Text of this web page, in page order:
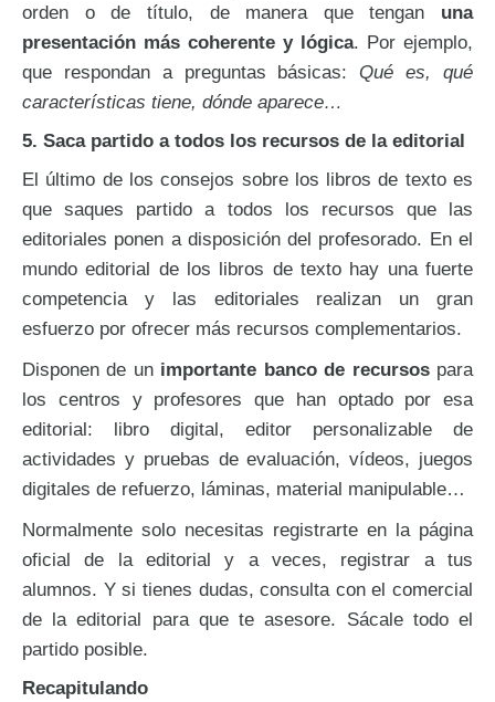
orden o de título, de manera que tengan una
presentación más coherente y lógica. Por ejemplo,
que respondan a preguntas básicas:Qué es, qué
características tiene, dónde aparece…
5. Saca partido a todos los recursos de la editorial
El último de los consejos sobre los libros de texto es
que saques partido a todos los recursos que las
editoriales ponen a disposición del profesorado. En el
mundo editorial de los libros de texto hay una fuerte
competencia y las editoriales realizan un gran
esfuerzo por ofrecer más recursos complementarios.
Disponen de un importante banco de recursospara
los centros y profesores que han optado por esa
editorial: libro digital, editor personalizable de
actividades y pruebas de evaluación, vídeos, juegos
digitales de refuerzo, láminas, material manipulable…
Normalmente solo necesitas registrarte en la página
oficial de la editorial y a veces, registrar a tus
alumnos. Y si tienes dudas, consulta con el comercial
de la editorial para que te asesore. Sácale todo el
partido posible.
Recapitulando